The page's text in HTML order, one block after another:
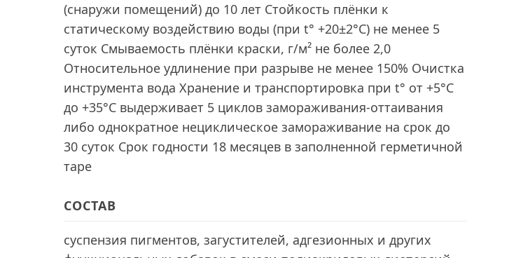
(снаружи помещений) до 10 лет Стойкость плёнки к
статическому воздействию воды (при t° +20±2°C) не менее 5
суток Смываемость плёнки краски, г/м² не более 2,0
Относительное удлинение при разрыве не менее 150% Очистка
инструмента вода Хранение и транспортировка при t° от +5°С
до +35°С выдерживает 5 циклов замораживания-оттаивания
либо однократное нециклическое замораживание на срок до
30 суток Срок годности 18 месяцев в заполненной герметичной
таре
СОСТАВ
суспензия пигментов, загустителей, адгезионных и других